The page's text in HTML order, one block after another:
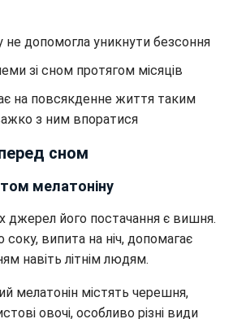
не допомогла уникнути безсоння
зі сном протягом місяців
на повсякденне життя таким
з ним впоратися
сном
мелатоніну
джерел його постачання є вишня.
випита на ніч, допомагає
навіть літнім людям.
мелатонін містять черешня,
овочі, особливо різні види